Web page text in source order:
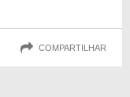
COMPARTILHAR